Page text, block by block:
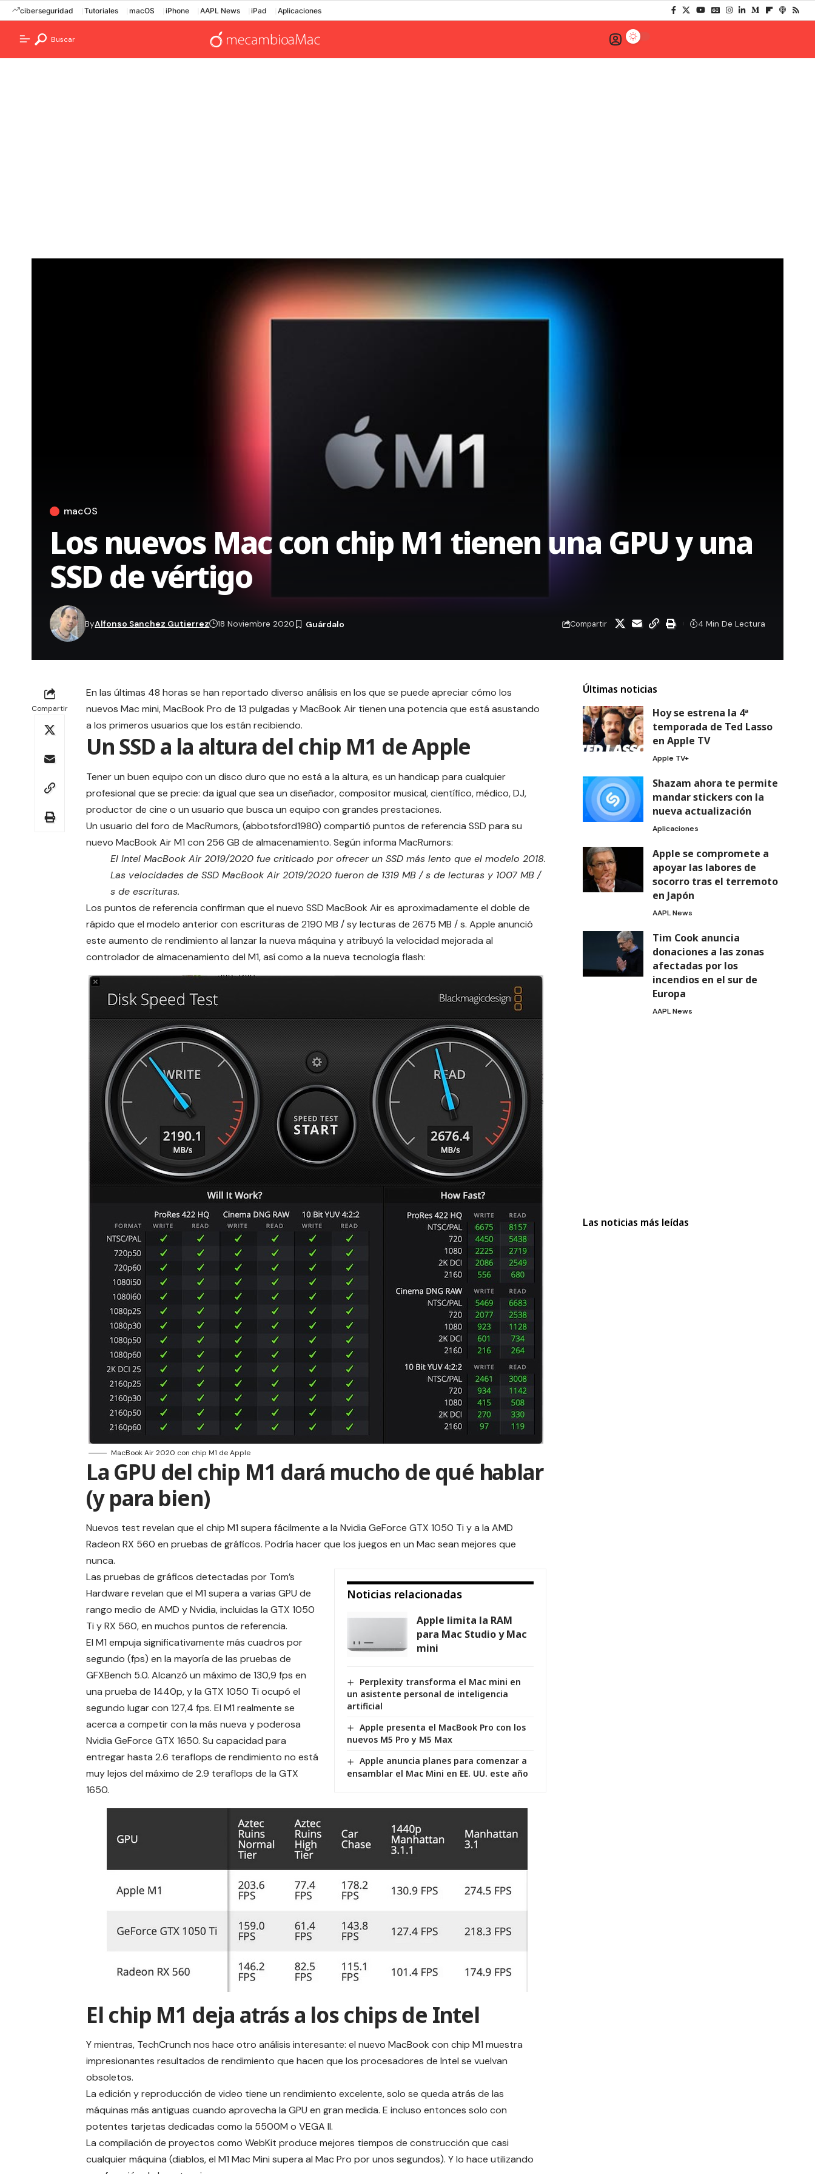
ciberseguridad Tutoriales macOS iPhone AAPL News iPad Aplicaciones
Buscar
macOS
Los nuevos Mac con chip M1 tienen una GPU y una
SSD de vértigo
ByAlfonso Sanchez Gutierrez 18 Noviembre 2020 Compartir 4 Min De Lectura
Compartir
En las últimas 48 horas se han reportado diverso análisis en los que se puede apreciar cómo los
nuevos Mac mini, MacBook Pro de 13 pulgadas y MacBook Air tienen una potencia que está asustando
a los primeros usuarios que los están recibiendo.
Un SSD a la altura del chip M1 de Apple
Tener un buen equipo con un disco duro que no está a la altura, es un handicap para cualquier
profesional que se precie: da igual que sea un diseñador, compositor musical, científico, médico, DJ,
productor de cine o un usuario que busca un equipo con grandes prestaciones.
Un usuario del foro de MacRumors, (abbotsford1980) compartió puntos de referencia SSD para su
nuevo MacBook Air M1 con 256 GB de almacenamiento. Según informa MacRumors:
El Intel ‌MacBook Air‌ 2019/2020 fue criticado por ofrecer un SSD más lento que el modelo 2018.
Las velocidades de SSD ‌MacBook Air‌ 2019/2020 fueron de 1319 MB / s de lecturas y 1007 MB /
s de escrituras.
Los puntos de referencia confirman que el nuevo SSD ‌MacBook Air‌ es aproximadamente el doble de
rápido que el modelo anterior con escrituras de 2190 MB / sy lecturas de 2675 MB / s. Apple anunció
este aumento de rendimiento al lanzar la nueva máquina y atribuyó la velocidad mejorada al
controlador de almacenamiento del M1, así como a la nueva tecnología flash:
MacBook Air 2020 con chip M1 de Apple
La GPU del chip M1 dará mucho de qué hablar
(y para bien)
Nuevos test revelan que el chip M1 supera fácilmente a la Nvidia GeForce GTX 1050 Ti y a la AMD
Radeon RX 560 en pruebas de gráficos. Podría hacer que los juegos en un Mac sean mejores que
nunca.
Noticias relacionadas
Apple limita la RAM
para Mac Studio y Mac
mini
Perplexity transforma el Mac mini en
un asistente personal de inteligencia
artificial
Apple presenta el MacBook Pro con los
nuevos M5 Pro y M5 Max
Apple anuncia planes para comenzar a
ensamblar el Mac Mini en EE. UU. este año
Las pruebas de gráficos detectadas por Tom’s
Hardware revelan que el M1 supera a varias GPU de
rango medio de AMD y Nvidia, incluidas la GTX 1050
Ti y RX 560, en muchos puntos de referencia.
El M1 empuja significativamente más cuadros por
segundo (fps) en la mayoría de las pruebas de
GFXBench 5.0. Alcanzó un máximo de 130,9 fps en
una prueba de 1440p, y la GTX 1050 Ti ocupó el
segundo lugar con 127,4 fps. El M1 realmente se
acerca a competir con la más nueva y poderosa
Nvidia GeForce GTX 1650. Su capacidad para
entregar hasta 2.6 teraflops de rendimiento no está
muy lejos del máximo de 2.9 teraflops de la GTX
1650.
El chip M1 deja atrás a los chips de Intel
Y mientras, TechCrunch nos hace otro análisis interesante: el nuevo MacBook con chip M1 muestra
impresionantes resultados de rendimiento que hacen que los procesadores de Intel se vuelvan
obsoletos.
La edición y reproducción de video tiene un rendimiento excelente, solo se queda atrás de las
máquinas más antiguas cuando aprovecha la GPU en gran medida. E incluso entonces solo con
potentes tarjetas dedicadas como la 5500M o VEGA II.
La compilación de proyectos como WebKit produce mejores tiempos de construcción que casi
cualquier máquina (diablos, el M1 Mac Mini supera al Mac Pro por unos segundos). Y lo hace utilizando
Últimas noticias
Hoy se estrena la 4ª
temporada de Ted Lasso
en Apple TV
Apple TV+
Shazam ahora te permite
mandar stickers con la
nueva actualización
Aplicaciones
Apple se compromete a
apoyar las labores de
socorro tras el terremoto
en Japón
AAPL News
Tim Cook anuncia
donaciones a las zonas
afectadas por los
incendios en el sur de
Europa
AAPL News
Las noticias más leídas